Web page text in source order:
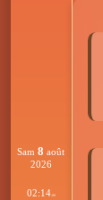
Sam8 août
2026
02:14:00